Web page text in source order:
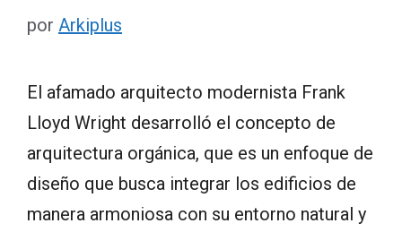
por Arkiplus
El afamado arquitecto modernista Frank
Lloyd Wright desarrolló el concepto de
arquitectura orgánica, que es un enfoque de
diseño que busca integrar los edificios de
manera armoniosa con su entorno natural y